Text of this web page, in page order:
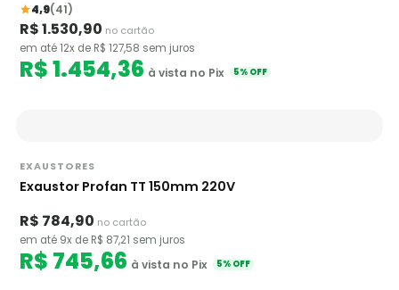
4,9(41)
R$ 1.530,90 no cartão
em até 12x de R$ 127,58 sem juros
R$ 1.454,36 à vista no Pix 5% OFF
EXAUSTORES
Exaustor Profan TT 150mm 220V
R$ 784,90 no cartão
em até 9x de R$ 87,21 sem juros
R$ 745,66 à vista no Pix 5% OFF